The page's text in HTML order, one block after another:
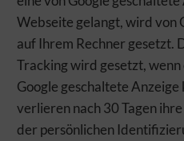
Webseite gelangt, wird von
auf Ihrem Rechner gesetzt.
Tracking wird gesetzt,
Google geschaltete
verlieren nach 30 Tagen
der persönlichen